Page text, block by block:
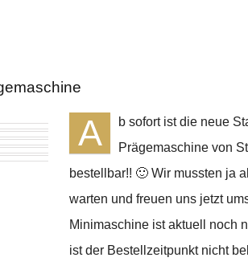
A
b sofort ist die neue
Prägemaschine von
bestellbar!! 🙂 Wir mussten ja
warten und freuen uns jetzt
Minimaschine ist aktuell noch
ist der Bestellzeitpunkt nicht